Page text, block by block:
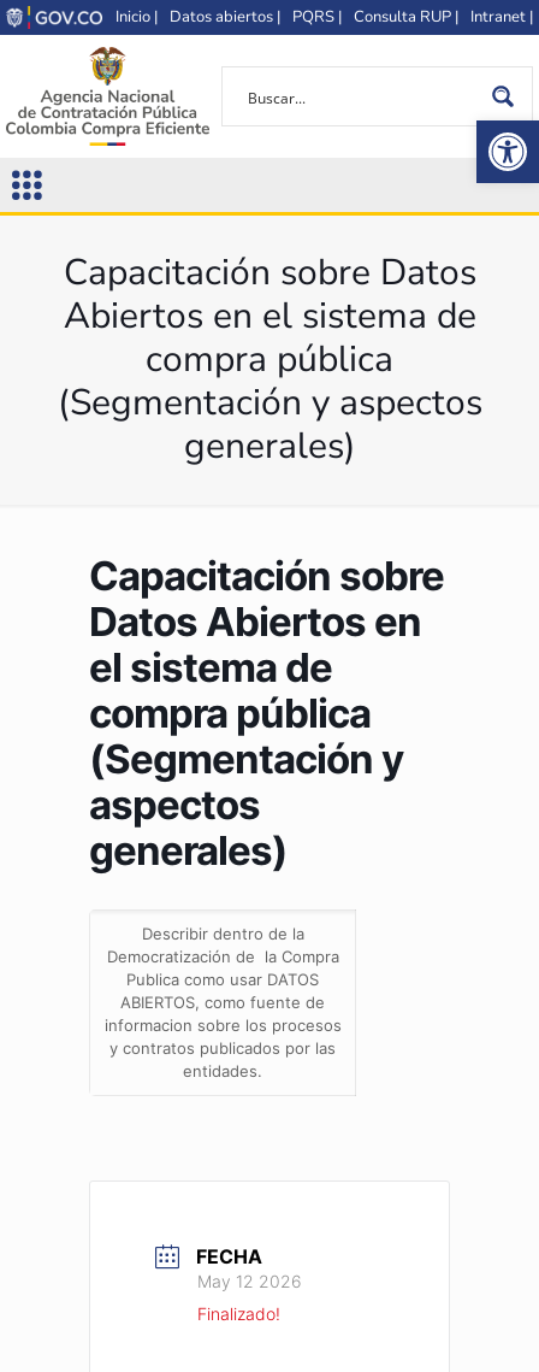
Inicio | Datos abiertos | PQRS | Consulta RUP | Intranet |
Capacitación sobre Datos
Abiertos en el sistema de
compra pública
(Segmentación y aspectos
generales)
Capacitación sobre
Datos Abiertos en
el sistema de
compra pública
(Segmentación y
aspectos
generales)
Describir dentro de la
Democratización de la Compra
Publica como usar DATOS
ABIERTOS, como fuente de
informacion sobre los procesos
y contratos publicados por las
entidades.
FECHA
May 12 2026
Finalizado!